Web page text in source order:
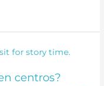
centros?